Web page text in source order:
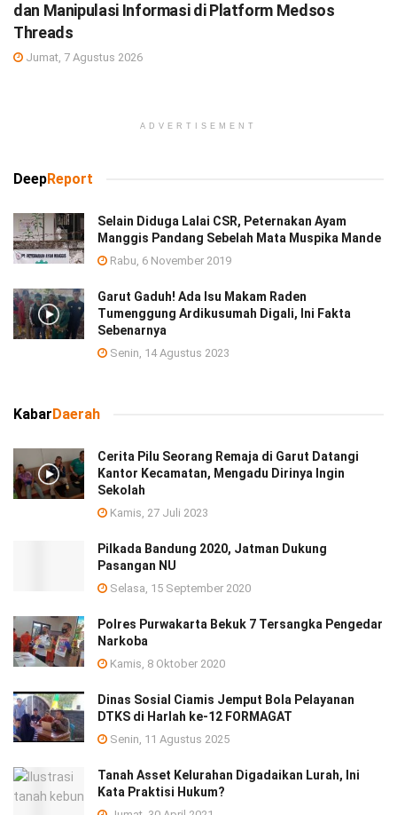
dan Manipulasi Informasi di Platform Medsos
Threads
Jumat, 7 Agustus 2026
ADVERTISEMENT
DeepReport
Selain Diduga Lalai CSR, Peternakan Ayam
Manggis Pandang Sebelah Mata Muspika Mande
Rabu, 6 November 2019
Garut Gaduh! Ada Isu Makam Raden
Tumenggung Ardikusumah Digali, Ini Fakta
Sebenarnya
Senin, 14 Agustus 2023
KabarDaerah
Cerita Pilu Seorang Remaja di Garut Datangi
Kantor Kecamatan, Mengadu Dirinya Ingin
Sekolah
Kamis, 27 Juli 2023
Pilkada Bandung 2020, Jatman Dukung
Pasangan NU
Selasa, 15 September 2020
Polres Purwakarta Bekuk 7 Tersangka Pengedar
Narkoba
Kamis, 8 Oktober 2020
Dinas Sosial Ciamis Jemput Bola Pelayanan
DTKS di Harlah ke-12 FORMAGAT
Senin, 11 Agustus 2025
Tanah Asset Kelurahan Digadaikan Lurah, Ini
Kata Praktisi Hukum?